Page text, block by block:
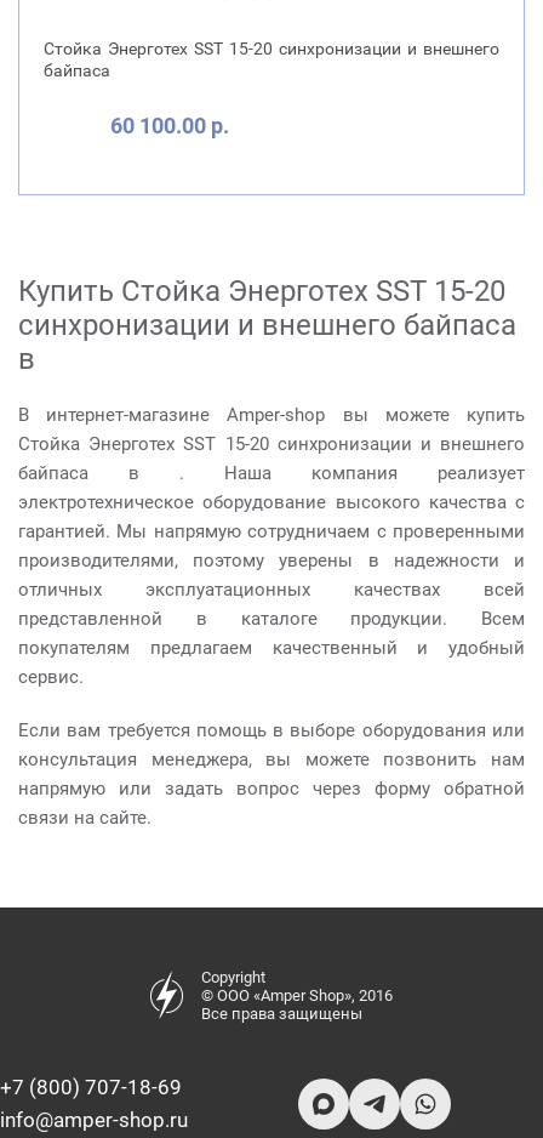
Стойка Энерготех SST 15-20 синхронизации и внешнего
байпаса
60 100.00 р.
Купить Стойка Энерготех SST 15-20
синхронизации и внешнего байпаса
в
В интернет-магазине Amper-shop вы можете купить
Стойка Энерготех SST 15-20 синхронизации и внешнего
байпаса в . Наша компания реализует
электротехническое оборудование высокого качества с
гарантией. Мы напрямую сотрудничаем с проверенными
производителями, поэтому уверены в надежности и
отличных эксплуатационных качествах всей
представленной в каталоге продукции. Всем
покупателям предлагаем качественный и удобный
сервис.
Если вам требуется помощь в выборе оборудования или
консультация менеджера, вы можете позвонить нам
напрямую или задать вопрос через форму обратной
связи на сайте.
Copyright
© ООО «Amper Shop», 2016
Все права защищены
+7 (800) 707-18-69
info@amper-shop.ru